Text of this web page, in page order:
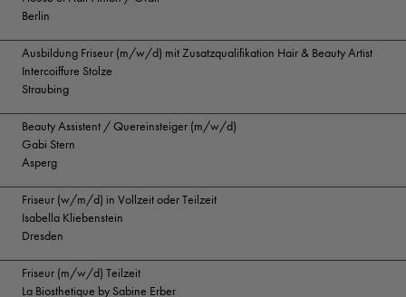
Berlin
Ausbildung Friseur (m/w/d) mit Zusatzqualifikation Hair & Beauty Artist
Intercoiffure Stolze
Straubing
Beauty Assistent / Quereinsteiger (m/w/d)
Gabi Stern
Asperg
Friseur (w/m/d) in Vollzeit oder Teilzeit
Isabella Kliebenstein
Dresden
Friseur (m/w/d) Teilzeit
La Biosthetique by Sabine Erber